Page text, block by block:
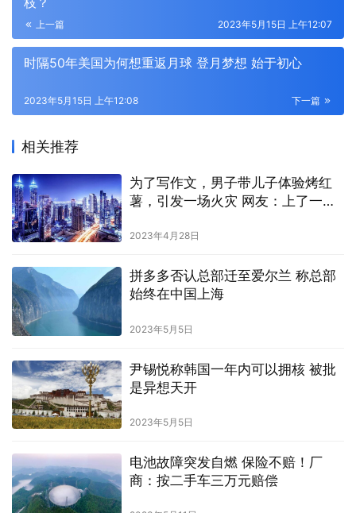
上一篇 2023年5月15日 上午12:07
时隔50年美国为何想重返月球 登月梦想 始于初心
下一篇
2023年5月15日 上午12:08
相关推荐
为了写作文，男子带儿子体验烤红
薯，引发一场火灾 网友：上了一堂
2023年4月28日
拼多多否认总部迁至爱尔兰 称总部
始终在中国上海
2023年5月5日
尹锡悦称韩国一年内可以拥核 被批
是异想天开
2023年5月5日
电池故障突发自燃 保险不赔！厂
商：按二手车三万元赔偿